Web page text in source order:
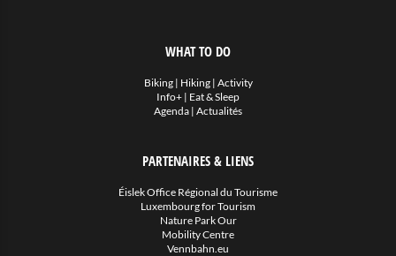
WHAT TO DO
Biking| Hiking| Activity
Info+ | Eat & Sleep
Agenda | Actualités
PARTENAIRES & LIENS
Éislek Office Régional du Tourisme
Luxembourg for Tourism
Nature Park Our
Mobility Centre
Vennbahn.eu